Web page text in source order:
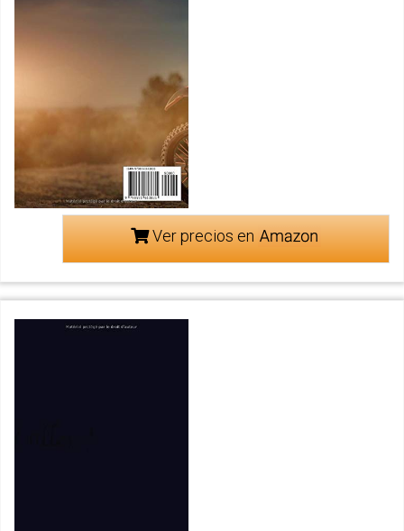
Ver precios en